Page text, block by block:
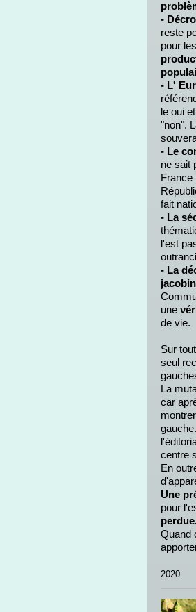
-
reste
pour
- L'
le oui
"non".
- Le
ne sait
France
fait
- La
l'est
- La
une
de vie.
Sur
seul
La
car
centre
En
Une
pour
Quand
2020